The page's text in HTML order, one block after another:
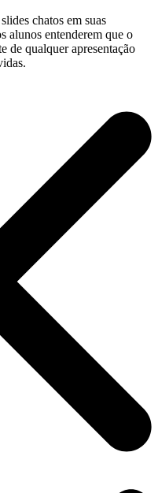
chatos em suas
alunos entenderem que o
de qualquer apresentação